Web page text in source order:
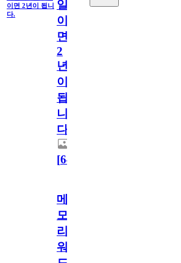
이면 2년이 됩니
다.
일
이
면
2
년
이
됩
니
다.
[64
메
모
리
워